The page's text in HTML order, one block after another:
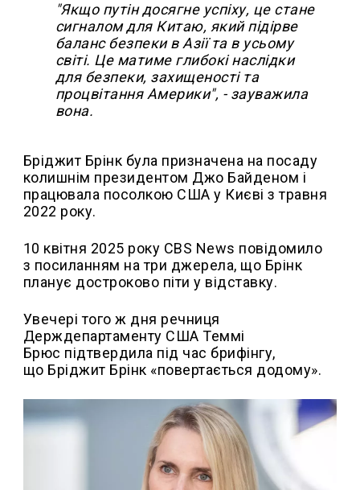
"Якщо путін досягне успіху, це стане
сигналом для Китаю, який підірве
баланс безпеки в Азії та в усьому
світі. Це матиме глибокі наслідки
для безпеки, захищеності та
процвітання Америки", - зауважила
вона.
Бріджит Брінк була призначена на посаду
колишнім президентом Джо Байденом і
працювала посолкою США у Києві з травня
2022 року.
10 квітня 2025 року CBS News повідомило
з посиланням на три джерела, що Брінк
планує достроково піти у відставку.
Увечері того ж дня речниця
Держдепартаменту США Теммі
Брюс підтвердила під час брифінгу,
що Бріджит Брінк «повертається додому».